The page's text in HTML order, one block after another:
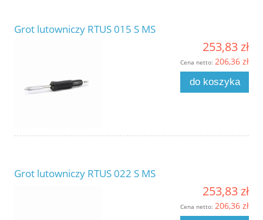
Grot lutowniczy RTUS 015 S MS
253,83 zł
Cena netto: 206,36 zł
do koszyka
Grot lutowniczy RTUS 022 S MS
253,83 zł
Cena netto: 206,36 zł